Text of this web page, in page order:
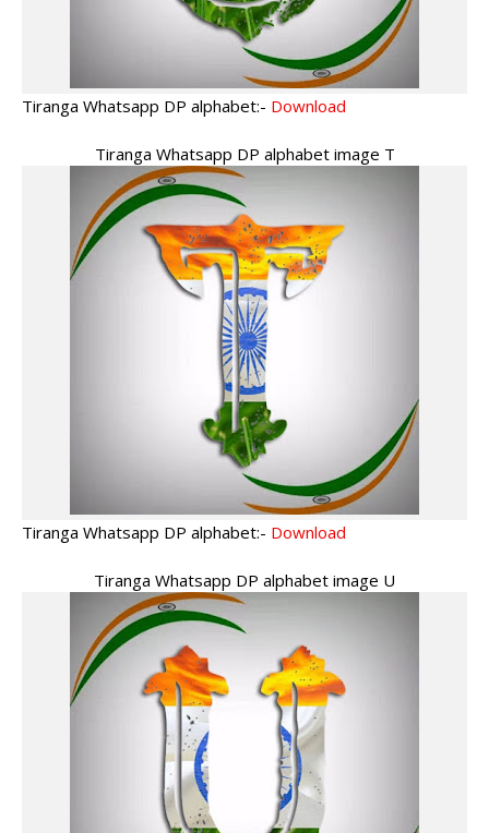
Tiranga Whatsapp DP alphabet:- Download
Tiranga Whatsapp DP alphabet image T
Tiranga Whatsapp DP alphabet:- Download
Tiranga Whatsapp DP alphabet image U